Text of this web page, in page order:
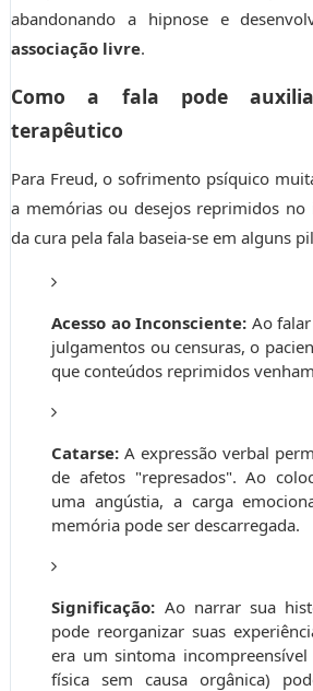
abandonando a hipnose e
associação livre.
Como a fala pode
terapêutico
Para Freud, o sofrimento psíquico
a memórias ou desejos reprimidos no
da cura pela fala baseia-se em alguns
Acesso ao Inconsciente: Ao
julgamentos ou censuras, o
que conteúdos reprimidos
Catarse: A expressão verbal
de afetos "represados". Ao
uma angústia, a carga
memória pode ser descarregada.
Significação: Ao narrar sua
pode reorganizar suas
era um sintoma
física sem causa orgânica)